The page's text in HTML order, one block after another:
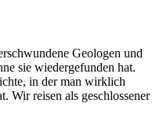
Geologen und
sie wiedergefunden hat.
in der man wirklich
Wir reisen als geschlossener